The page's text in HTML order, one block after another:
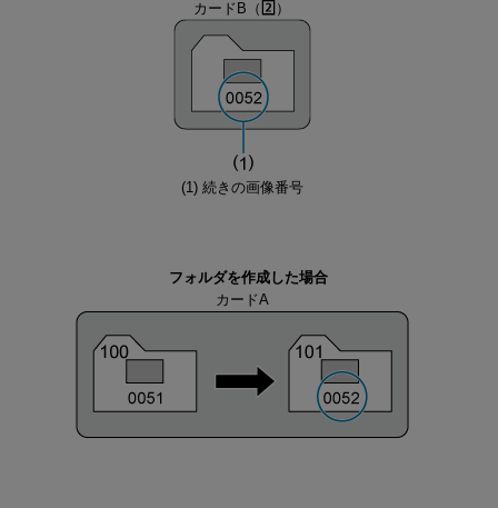
カードB（ ）
(1) 続きの画像番号
フォルダを作成した場合
カードA